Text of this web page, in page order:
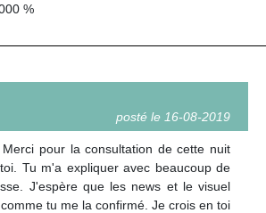
%
posté le 16-08-2019
pour la consultation de cette nuit
Tu m'a expliquer avec beaucoup de
J'espère que les news et le visuel
tu me la confirmé. Je crois en toi